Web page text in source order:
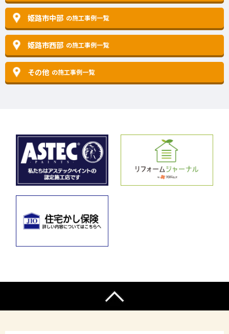
姫路市中部 の施工事例一覧
姫路市西部 の施工事例一覧
その他 の施工事例一覧